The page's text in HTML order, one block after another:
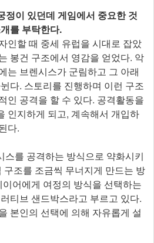
정이 있던데 게임에서 중요한 것
를 부탁한다.
인할 때 중세 유럽을 시대로 잡았
봉건 구조에서 영감을 얻었다. 악
는 브렌시스가 군림하고 그 아래
다. 스토리를 진행하며 이런 구조
인 공격을 할 수 있다. 공격활동을
인지하게 되고, 계속해서 개입하
다.
스를 공격하는 방식으로 약화시키
조를 조금씩 무너지게 만드는 방
어에게 여정의 방식을 선택하는
티브 샌드박스라고 부르고 있다.
본인의 선택에 의해 자유롭게 설